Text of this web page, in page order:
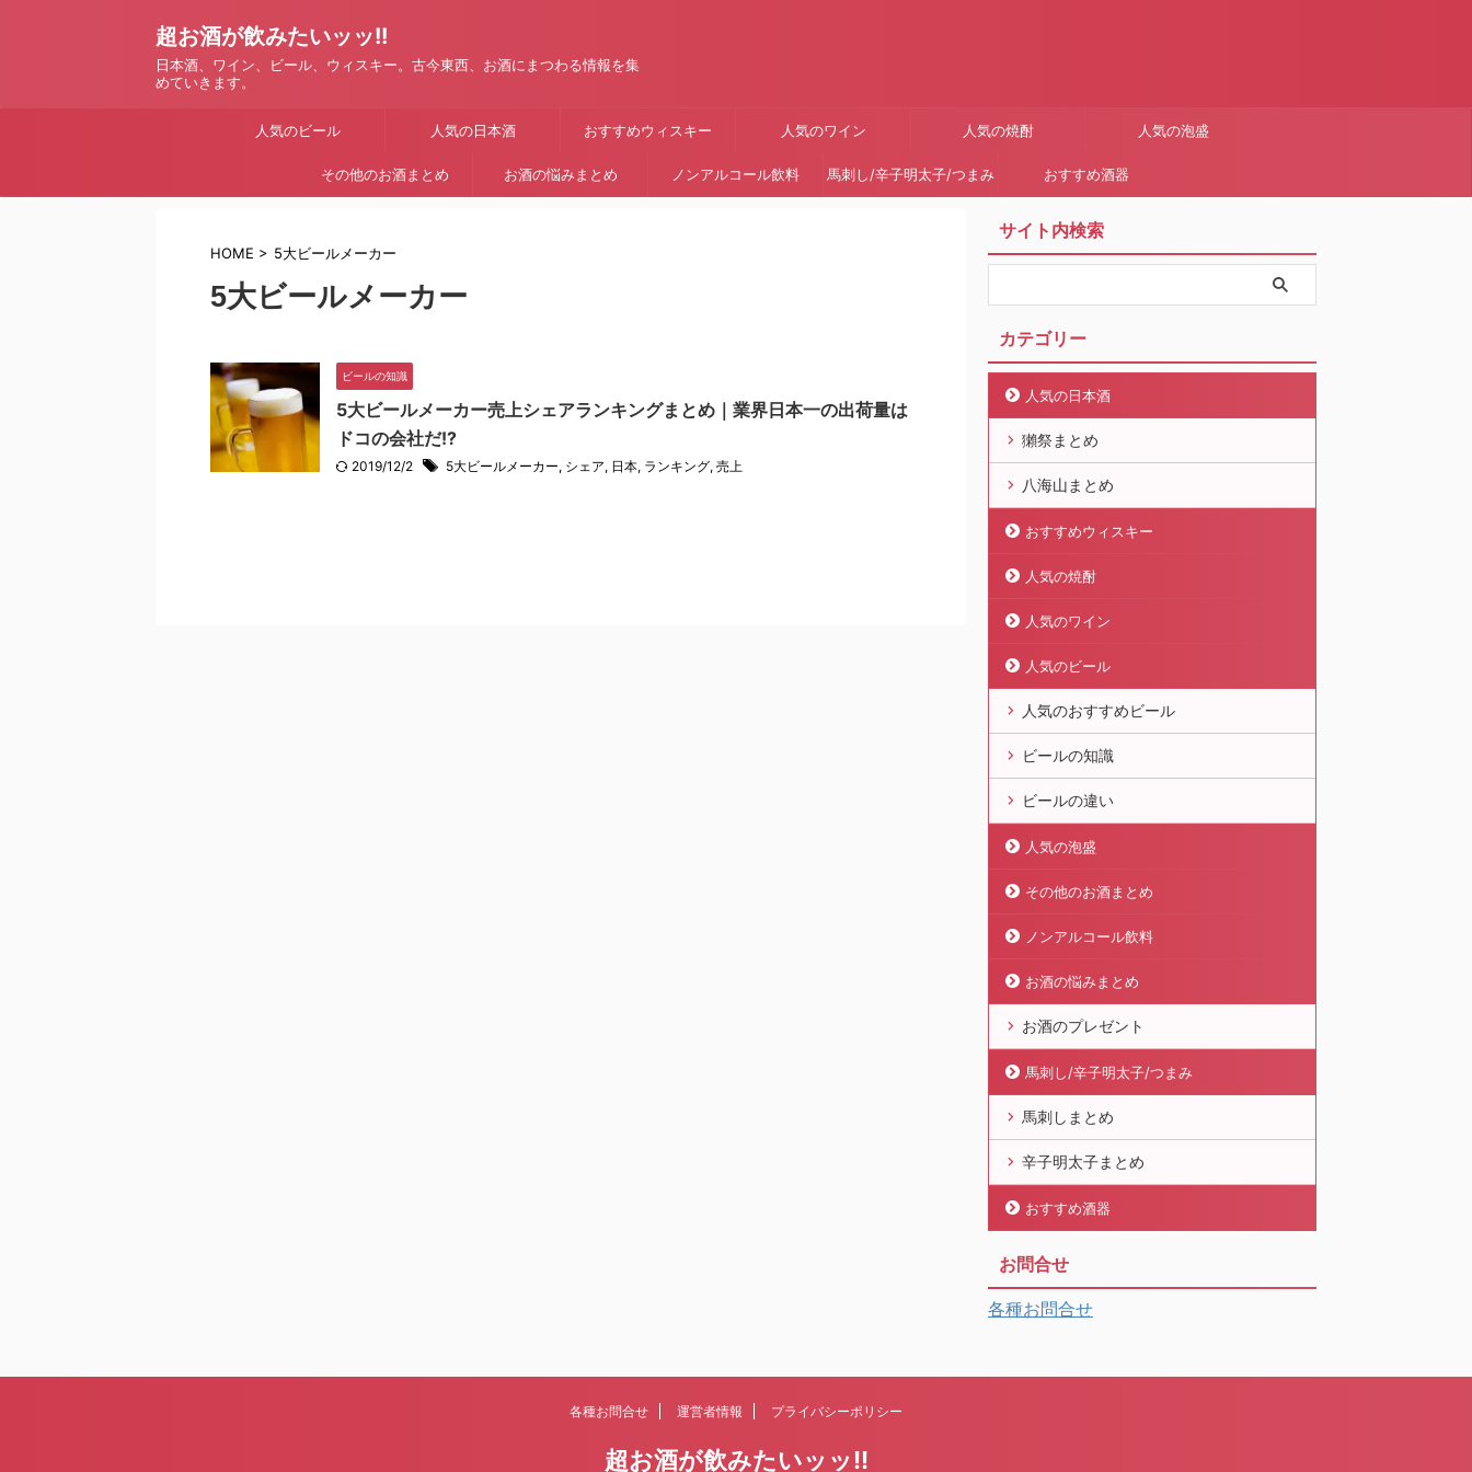
超お酒が飲みたいッッ!!
日本酒、ワイン、ビール、ウィスキー。古今東西、お酒にまつわる情報を集
めていきます。
人気のビール 人気の日本酒 おすすめウィスキー 人気のワイン 人気の焼酎 人気の泡盛
その他のお酒まとめ お酒の悩みまとめ ノンアルコール飲料 馬刺し/辛子明太子/つまみ おすすめ酒器
HOME > 5大ビールメーカー
5大ビールメーカー
ビールの知識
5大ビールメーカー売上シェアランキングまとめ｜業界日本一の出荷量は
ドコの会社だ!?
2019/12/2 5大ビールメーカー, シェア, 日本, ランキング, 売上
サイト内検索
カテゴリー
人気の日本酒
獺祭まとめ
八海山まとめ
おすすめウィスキー
人気の焼酎
人気のワイン
人気のビール
人気のおすすめビール
ビールの知識
ビールの違い
人気の泡盛
その他のお酒まとめ
ノンアルコール飲料
お酒の悩みまとめ
お酒のプレゼント
馬刺し/辛子明太子/つまみ
馬刺しまとめ
辛子明太子まとめ
おすすめ酒器
お問合せ
各種お問合せ
各種お問合せ 運営者情報 プライバシーポリシー
超お酒が飲みたいッッ!!